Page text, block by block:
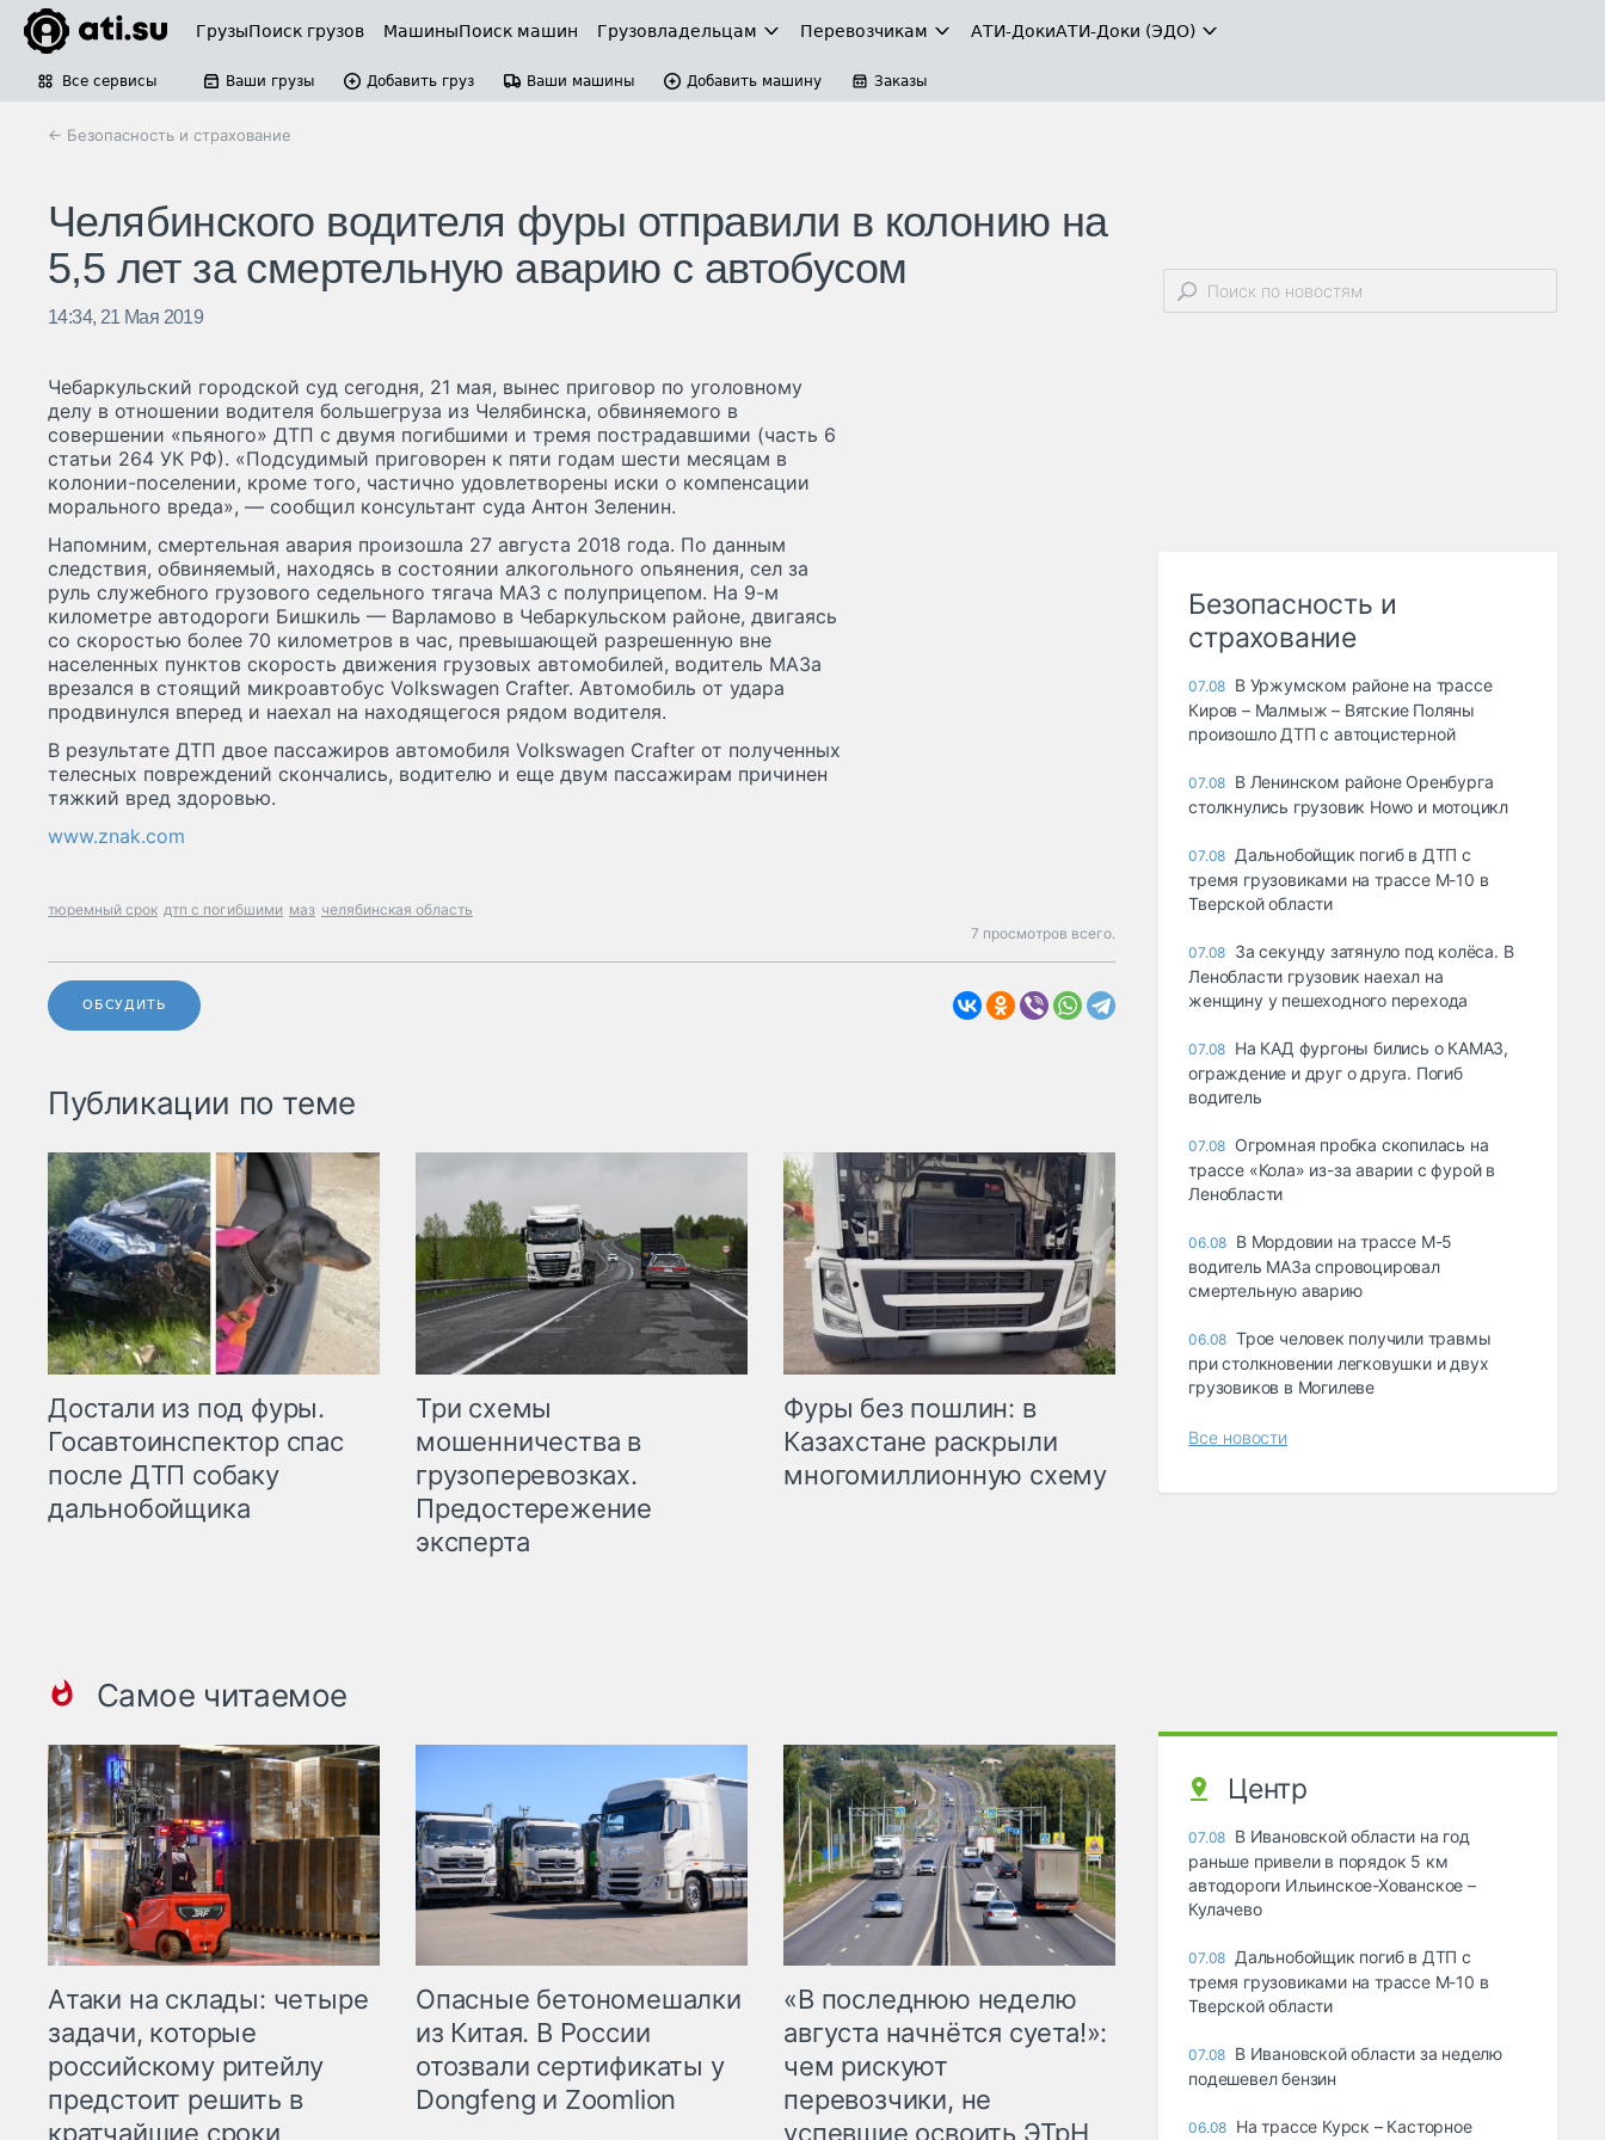
ГрузыПоиск грузов МашиныПоиск машин Грузовладельцам Перевозчикам АТИ-ДокиАТИ-Доки (ЭДО)
Все сервисы Ваши грузы Добавить груз Ваши машины Добавить машину Заказы
← Безопасность и страхование
Челябинского водителя фуры отправили в колонию на
5,5 лет за смертельную аварию с автобусом
14:34, 21 Мая 2019
Чебаркульский городской суд сегодня, 21 мая, вынес приговор по уголовному
делу в отношении водителя большегруза из Челябинска, обвиняемого в
совершении «пьяного» ДТП с двумя погибшими и тремя пострадавшими (часть 6
статьи 264 УК РФ). «Подсудимый приговорен к пяти годам шести месяцам в
колонии-поселении, кроме того, частично удовлетворены иски о компенсации
морального вреда», — сообщил консультант суда Антон Зеленин.
Напомним, смертельная авария произошла 27 августа 2018 года. По данным
следствия, обвиняемый, находясь в состоянии алкогольного опьянения, сел за
руль служебного грузового седельного тягача МАЗ с полуприцепом. На 9-м
километре автодороги Бишкиль — Варламово в Чебаркульском районе, двигаясь
со скоростью более 70 километров в час, превышающей разрешенную вне
населенных пунктов скорость движения грузовых автомобилей, водитель МАЗа
врезался в стоящий микроавтобус Volkswagen Crafter. Автомобиль от удара
продвинулся вперед и наехал на находящегося рядом водителя.
В результате ДТП двое пассажиров автомобиля Volkswagen Crafter от полученных
телесных повреждений скончались, водителю и еще двум пассажирам причинен
тяжкий вред здоровью.
www.znak.com
тюремный срок дтп с погибшими маз челябинская область
7 просмотров всего.
ОБСУДИТЬ
Публикации по теме
Достали из под фуры.
Госавтоинспектор спас
после ДТП собаку
дальнобойщика
Три схемы
мошенничества в
грузоперевозках.
Предостережение
эксперта
Фуры без пошлин: в
Казахстане раскрыли
многомиллионную схему
Самое читаемое
Атаки на склады: четыре
задачи, которые
российскому ритейлу
предстоит решить в
кратчайшие сроки
Опасные бетономешалки
из Китая. В России
отозвали сертификаты у
Dongfeng и Zoomlion
«В последнюю неделю
августа начнётся суета!»:
чем рискуют
перевозчики, не
успевшие освоить ЭТрН
Безопасность и
страхование
07.08 В Уржумском районе на трассе
Киров – Малмыж – Вятские Поляны
произошло ДТП с автоцистерной
07.08 В Ленинском районе Оренбурга
столкнулись грузовик Howo и мотоцикл
07.08 Дальнобойщик погиб в ДТП с
тремя грузовиками на трассе М-10 в
Тверской области
07.08 За секунду затянуло под колёса. В
Ленобласти грузовик наехал на
женщину у пешеходного перехода
07.08 На КАД фургоны бились о КАМАЗ,
ограждение и друг о друга. Погиб
водитель
07.08 Огромная пробка скопилась на
трассе «Кола» из-за аварии с фурой в
Ленобласти
06.08 В Мордовии на трассе М-5
водитель МАЗа спровоцировал
смертельную аварию
06.08 Трое человек получили травмы
при столкновении легковушки и двух
грузовиков в Могилеве
Все новости
Центр
07.08 В Ивановской области на год
раньше привели в порядок 5 км
автодороги Ильинское-Хованское –
Кулачево
07.08 Дальнобойщик погиб в ДТП с
тремя грузовиками на трассе М-10 в
Тверской области
07.08 В Ивановской области за неделю
подешевел бензин
06.08 На трассе Курск – Касторное